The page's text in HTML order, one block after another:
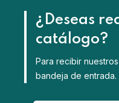
¿Deseas
catálogo?
Para recibir
bandeja de entrada.